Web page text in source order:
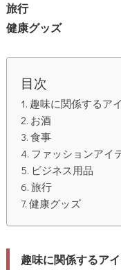
旅行
健康グッズ
目次
趣味に関係するア
お酒
食事
ファッションアイ
ビジネス用品
旅行
健康グッズ
趣味に関係するア